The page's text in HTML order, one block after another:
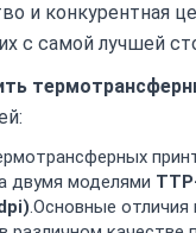
и конкурентная
с самой лучшей
двумя моделями
.Основные отличия